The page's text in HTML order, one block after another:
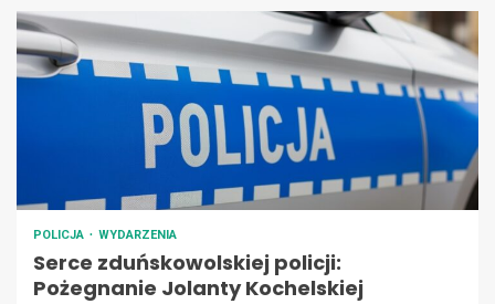
POLICJA WYDARZENIA
Serce zduńskowolskiej policji:
Pożegnanie Jolanty Kochelskiej